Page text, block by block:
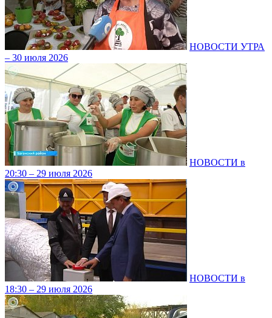
НОВОСТИ УТРА
– 30 июля 2026
НОВОСТИ в
20:30 – 29 июля 2026
НОВОСТИ в
18:30 – 29 июля 2026